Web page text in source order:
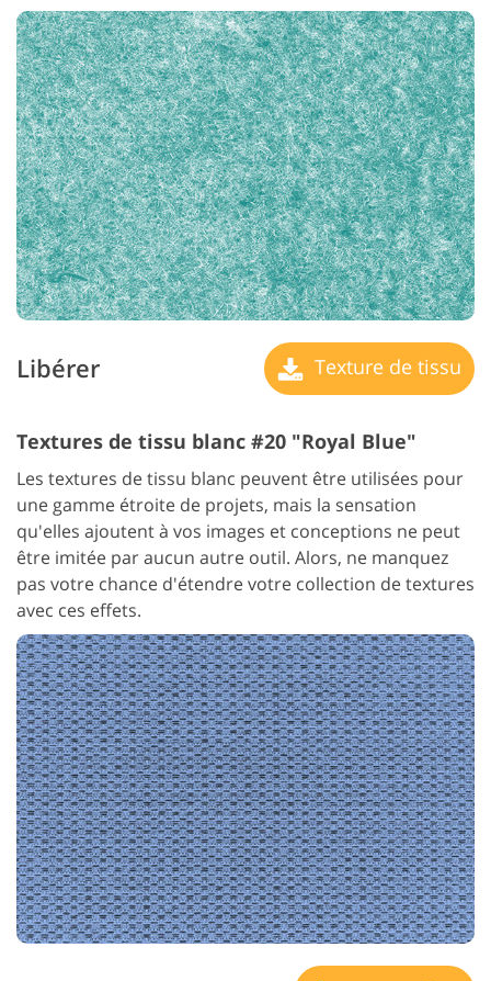
Libérer Texture de tissu
Textures de tissu blanc #20 "Royal Blue"
Les textures de tissu blanc peuvent être utilisées pour
une gamme étroite de projets, mais la sensation
qu'elles ajoutent à vos images et conceptions ne peut
être imitée par aucun autre outil. Alors, ne manquez
pas votre chance d'étendre votre collection de textures
avec ces effets.